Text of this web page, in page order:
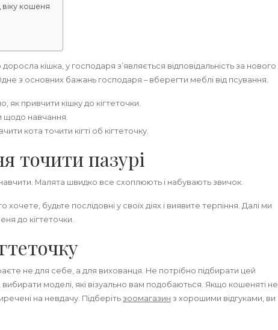
кошеня
кішка, у господаря з’являється відповідальність за нового
з основних бажань господаря – вберегти меблі від псування.
як привчити кішку до кігтеточки.
навчання.
кота точити кігті об кігтеточку.
точити пазурі
Малята швидко все схоплюють і набувають звичок.
будьте послідовні у своїх діях і виявите терпіння. Далі ми
до кігтеточки.
не для себе, а для вихованця. Не потрібно підбирати цей
вибирати моделі, які візуально вам подобаються. Якщо кошеняті не
на невдачу. Підберіть зоомагазин з хорошими відгуками, ви